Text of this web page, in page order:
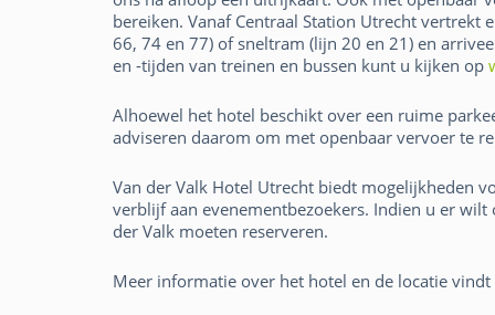
bereiken. Vanaf Centraal Station Utrecht vertrekt
66, 74 en 77) of sneltram (lijn 20 en 21) en
en -tijden van treinen en bussen kunt u kijken op
Alhoewel het hotel beschikt over een ruime
adviseren daarom om met openbaar vervoer te
Van der Valk Hotel Utrecht biedt mogelijkheden
verblijf aan evenementbezoekers. Indien u er
der Valk moeten reserveren.
Meer informatie over het hotel en de locatie vindt